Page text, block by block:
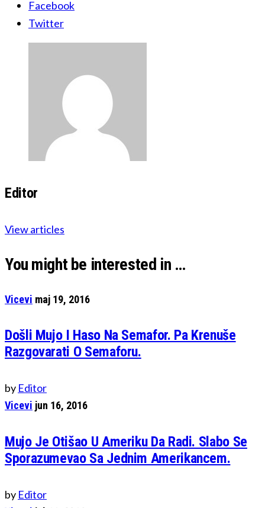
Facebook
Twitter
Editor
View articles
You might be interested in …
Vicevi maj 19, 2016
Došli Mujo I Haso Na Semafor. Pa Krenuše
Razgovarati O Semaforu.
by Editor
Vicevi jun 16, 2016
Mujo Je Otišao U Ameriku Da Radi. Slabo Se
Sporazumevao Sa Jednim Amerikancem.
by Editor